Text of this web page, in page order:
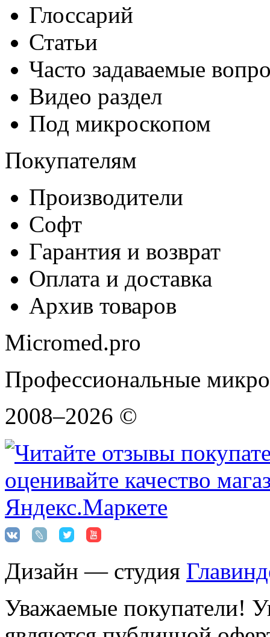
Глоссарий
Статьи
Часто задаваемые
Видео раздел
Под микроскопом
Покупателям
Производители
Софт
Гарантия и возврат
Оплата и доставка
Архив товаров
Micromed.pro
Профессиональные
2008–2026 ©
Дизайн — студия
Уважаемые покупатели!